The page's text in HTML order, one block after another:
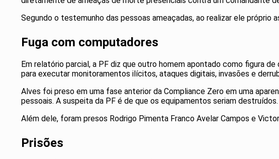
Segundo o testemunho das pessoas ameaçadas, ao realizar ele próprio
Fuga com computadores
Em relatório parcial, a PF diz que outro homem apontado como figura
para executar monitoramentos ilícitos, ataques digitais, invasões e
Alves foi preso em uma fase anterior da Compliance Zero em uma
pessoais. A suspeita da PF é de que os equipamentos seriam destruídos.
Além dele, foram presos Rodrigo Pimenta Franco Avelar Campos e
Prisões